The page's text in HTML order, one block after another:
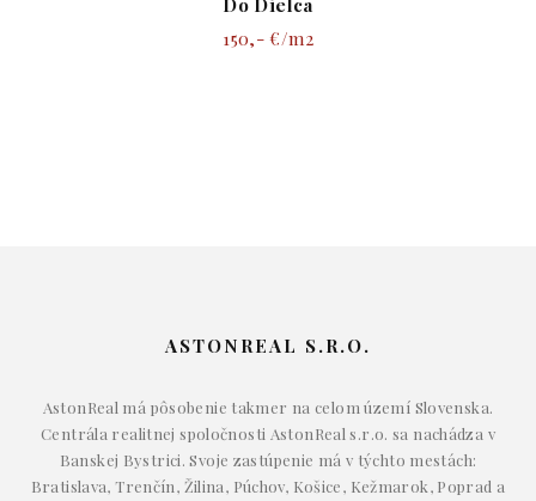
ASTONREAL S.R.O.
AstonReal má pôsobenie takmer na celom území Slovenska.
Centrála realitnej spoločnosti AstonReal s.r.o. sa nachádza v
Banskej Bystrici. Svoje zastúpenie má v týchto mestách:
Bratislava, Trenčín, Žilina, Púchov, Košice, Kežmarok, Poprad a